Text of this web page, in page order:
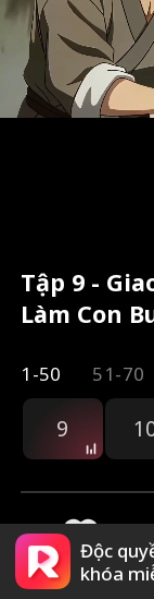
Tập 9 -
Làm Con
1-50 51-70
9
35
Độc
khóa